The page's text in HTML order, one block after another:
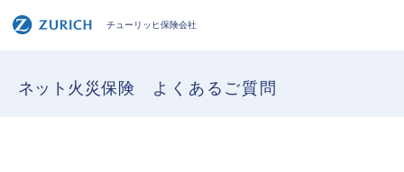
チューリッヒ保険会社
ネット火災保険 よくあるご質問